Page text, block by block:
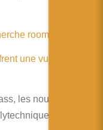
roome
une vue
les nouvelles
Fédérale